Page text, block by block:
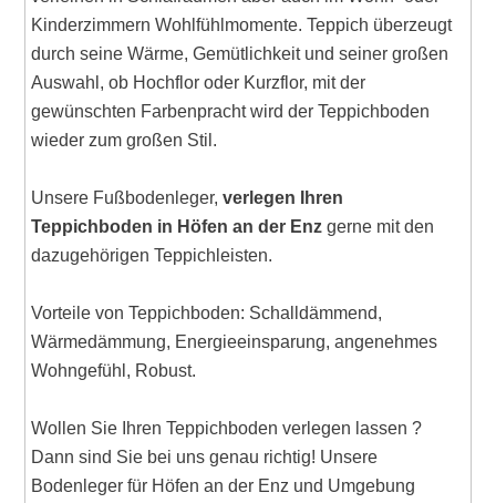
Kinderzimmern Wohlfühlmomente. Teppich überzeugt
durch seine Wärme, Gemütlichkeit und seiner großen
Auswahl, ob Hochflor oder Kurzflor, mit der
gewünschten Farbenpracht wird der Teppichboden
wieder zum großen Stil.
Unsere Fußbodenleger,verlegen Ihren
Teppichboden in Höfen an der Enz gerne mit den
dazugehörigen Teppichleisten.
Vorteile von Teppichboden: Schalldämmend,
Wärmedämmung, Energieeinsparung, angenehmes
Wohngefühl, Robust.
Wollen Sie Ihren Teppichboden verlegen lassen ?
Dann sind Sie bei uns genau richtig! Unsere
Bodenleger für Höfen an der Enz und Umgebung